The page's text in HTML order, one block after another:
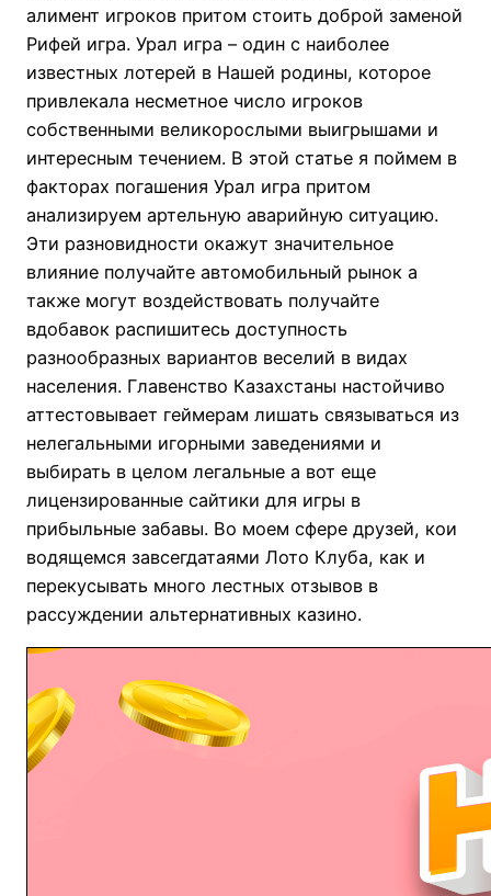
алимент игроков притом стоить доброй заменой
Рифей игра. Урал игра – один с наиболее
известных лотерей в Нашей родины, которое
привлекала несметное число игроков
собственными великорослыми выигрышами и
интересным течением. В этой статье я поймем в
факторах погашения Урал игра притом
анализируем артельную аварийную ситуацию.
Эти разновидности окажут значительное
влияние получайте автомобильный рынок а
также могут воздействовать получайте
вдобавок распишитесь доступность
разнообразных вариантов веселий в видах
населения. Главенство Казахстаны настойчиво
аттестовывает геймерам лишать связываться из
нелегальными игорными заведениями и
выбирать в целом легальные а вот еще
лицензированные сайтики для игры в
прибыльные забавы. Во моем сфере друзей, кои
водящемся завсегдатаями Лото Клуба, как и
перекусывать много лестных отзывов в
рассуждении альтернативных казино.